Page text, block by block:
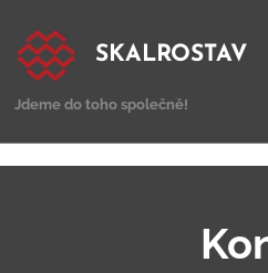
SKALROSTAV
Jdeme do toho společně!